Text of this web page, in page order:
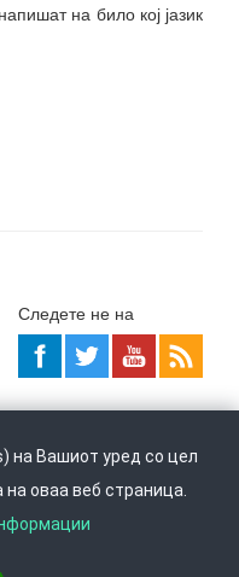
на било кој јазик
Следете не на
3137 149 |
©2026. · Privacy·Terms
на Вашиот уред со цел
оваа веб страница.